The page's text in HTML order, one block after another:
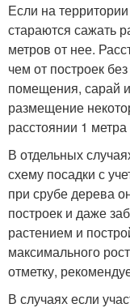
Если на
стараются сажать
метров от нее.
чем от построек
помещения, сарай
размещение
расстоянии 1
В отдельных
схему посадки с
при срубе дерева
построек и даже
растением и
максимального
отметку,
В случаях если